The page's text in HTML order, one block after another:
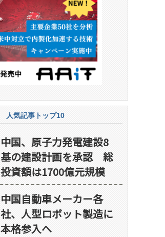
人気記事トップ10
中国、原子力発電建設8
基の建設計画を承認 総
投資額は1700億元規模
中国自動車メーカー各
社、人型ロボット製造に
本格参入へ